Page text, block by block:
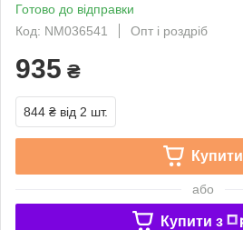
Готово до відправки
Код: NM036541
Опт і роздріб
935 ₴
844 ₴ від 2 шт.
Купити
або
Купити з